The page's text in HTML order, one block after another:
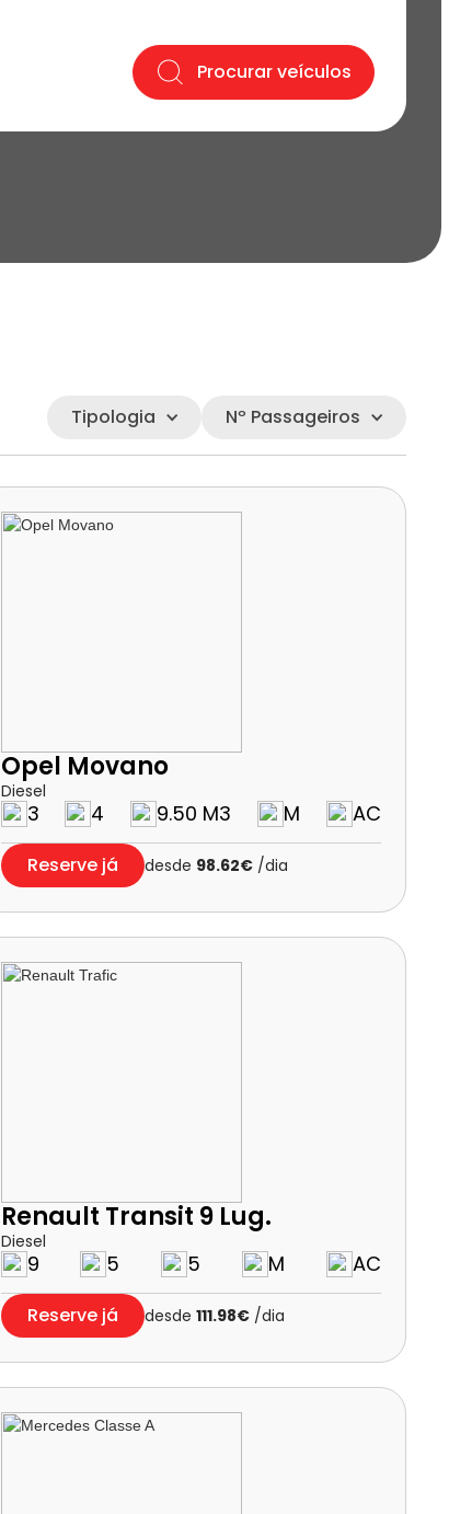
Procurar veículos
Tipologia Nº Passageiros
Opel Movano
Diesel
3 4 9.50 M3 M AC
Reserve já desde 98.62€/dia
Renault Transit 9 Lug.
Diesel
9 5 5 M AC
Reserve já desde 111.98€/dia